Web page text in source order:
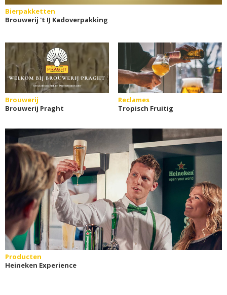
Bierpakketten
Brouwerij 't IJ Kadoverpakking
Brouwerij
Brouwerij Praght
Reclames
Tropisch Fruitig
Producten
Heineken Experience